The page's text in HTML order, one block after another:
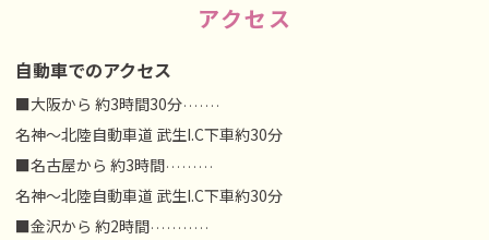
アクセス
自動車でのアクセス
■大阪から 約3時間30分·······
名神～北陸自動車道 武生I.C下車約30分
■名古屋から 約3時間·········
名神～北陸自動車道 武生I.C下車約30分
■金沢から 約2時間···········